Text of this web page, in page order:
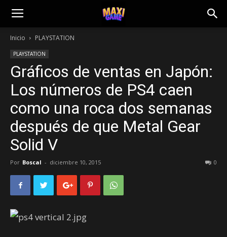
Inicio PLAYSTATION
PLAYSTATION
Gráficos de ventas en Japón:
Los números de PS4 caen
como una roca dos semanas
después de que Metal Gear
Solid V
Por Boscal - diciembre 10, 2015 0